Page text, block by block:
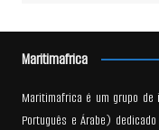
Maritimafrica
Maritimafrica é um grupo de
Português e Árabe)